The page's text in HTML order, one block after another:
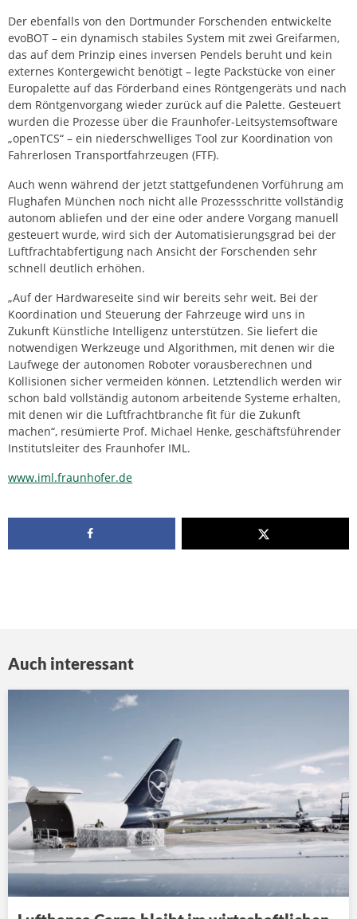
Der ebenfalls von den Dortmunder Forschenden entwickelte
evoBOT – ein dynamisch stabiles System mit zwei Greifarmen,
das auf dem Prinzip eines inversen Pendels beruht und kein
externes Kontergewicht benötigt – legte Packstücke von einer
Europalette auf das Förderband eines Röntgengeräts und nach
dem Röntgenvorgang wieder zurück auf die Palette. Gesteuert
wurden die Prozesse über die Fraunhofer-Leitsystemsoftware
„openTCS“ – ein niederschwelliges Tool zur Koordination von
Fahrerlosen Transportfahrzeugen (FTF).
Auch wenn während der jetzt stattgefundenen Vorführung am
Flughafen München noch nicht alle Prozessschritte vollständig
autonom abliefen und der eine oder andere Vorgang manuell
gesteuert wurde, wird sich der Automatisierungsgrad bei der
Luftfrachtabfertigung nach Ansicht der Forschenden sehr
schnell deutlich erhöhen.
„Auf der Hardwareseite sind wir bereits sehr weit. Bei der
Koordination und Steuerung der Fahrzeuge wird uns in
Zukunft Künstliche Intelligenz unterstützen. Sie liefert die
notwendigen Werkzeuge und Algorithmen, mit denen wir die
Laufwege der autonomen Roboter vorausberechnen und
Kollisionen sicher vermeiden können. Letztendlich werden wir
schon bald vollständig autonom arbeitende Systeme erhalten,
mit denen wir die Luftfrachtbranche fit für die Zukunft
machen“, resümierte Prof. Michael Henke, geschäftsführender
Institutsleiter des Fraunhofer IML.
www.iml.fraunhofer.de
Auch interessant